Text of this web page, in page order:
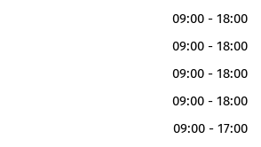
09:00 - 18:00
09:00 - 18:00
09:00 - 18:00
09:00 - 18:00
09:00 - 17:00